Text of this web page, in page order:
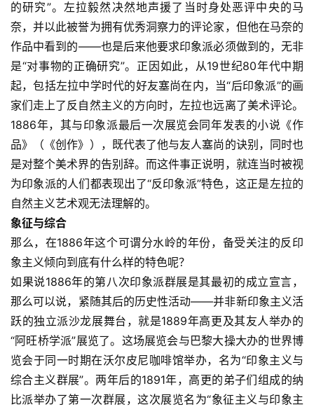
的研究”。左拉毅然决然地声援了当时身处恶评中央的马
奈，并以此被誉为拥有优秀洞察力的评论家，但他在马奈的
作品中看到的——也是后来他要求印象派必须做到的，无非
是“对事物的正确研究”。正因如此，从19世纪80年代中期
起，包括左拉中学时代的好友塞尚在内，当“后印象派”的画
家们走上了反自然主义的方向时，左拉也远离了美术评论。
1886年，其与印象派最后一次展览会同年发表的小说《作
品》（《创作》），既代表了他与友人塞尚的诀别，同时也
是对整个美术界的告别辞。而这件事正说明，就连当时被视
为印象派的人们都表现出了“反印象派”特色，这正是左拉的
自然主义艺术观无法理解的。
象征与综合
那么，在1886年这个可谓分水岭的年份，备受关注的反印
象主义倾向到底有什么样的特色呢？
如果说1886年的第八次印象派群展是其最初的成立宣言，
那么可以说，紧随其后的历史性活动——并非新印象主义活
跃的独立派沙龙展舞台，就是1889年高更及其友人举办的
“阿旺桥学派”展览了。这场展览会与巴黎大操大办的世界博
览会于同一时期在沃尔皮尼咖啡馆举办，名为“印象主义与
综合主义群展”。两年后的1891年，高更的弟子们组成的纳
比派举办了第一次群展，这次展览名为“象征主义与印象主